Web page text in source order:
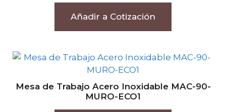
Añadir a Cotización
Mesa de Trabajo Acero Inoxidable MAC-90-
MURO-ECO1